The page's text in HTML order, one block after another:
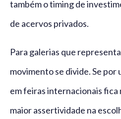
também o timing de
de acervos privados.
Para galerias que
movimento se divide. Se por
em feiras internacionais fica
maior assertividade na